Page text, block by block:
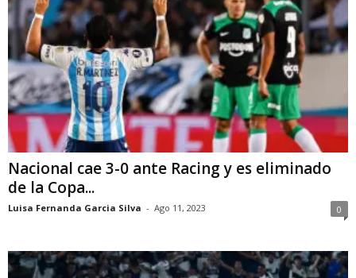
Nacional cae 3-0 ante Racing y es eliminado
de la Copa...
Luisa Fernanda Garcia Silva - Ago 11, 2023 0